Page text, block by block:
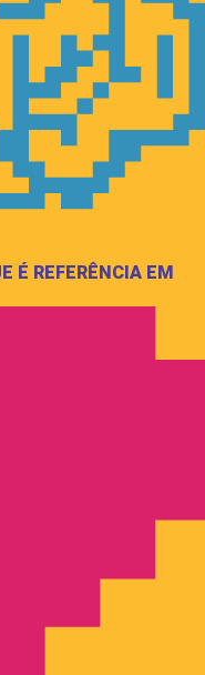
É REFERÊNCIA EM